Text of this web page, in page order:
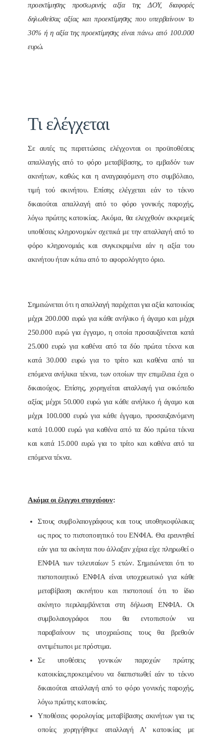
προεκτίμησης προσωρινής αξία της ΔΟΥ, διαφορές
δηλωθείσας αξίας και προεκτίμησης που υπερβαίνουν το
30% ή η αξία της προεκτίμησης είναι πάνω από 100.000
ευρώ.
Τι ελέγχεται
Σε αυτές τις περιπτώσεις ελέγχονται οι προϋποθέσεις
απαλλαγής από το φόρο μεταβίβασης, το εμβαδόν των
ακινήτων, καθώς και η αναγραφόμενη στο συμβόλαιο,
τιμή τού ακινήτου. Επίσης ελέγχεται εάν το τέκνο
δικαιούται απαλλαγή από το φόρο γονικής παροχής,
λόγω πρώτης κατοικίας. Ακόμα, θα ελεγχθούν εκκρεμείς
υποθέσεις κληρονομιών σχετικά με την απαλλαγή από το
φόρο κληρονομιάς και συγκεκριμένα εάν η αξία του
ακινήτου ήταν κάτω από το αφορολόγητο όριο.
Σημειώνεται ότι η απαλλαγή παρέχεται για αξία κατοικίας
μέχρι 200.000 ευρώ για κάθε ανήλικο ή άγαμο και μέχρι
250.000 ευρώ για έγγαμο, η οποία προσαυξάνεται κατά
25.000 ευρώ για καθένα από τα δύο πρώτα τέκνα και
κατά 30.000 ευρώ για το τρίτο και καθένα από τα
επόμενα ανήλικα τέκνα, των οποίων την επιμέλεια έχει ο
δικαιούχος. Επίσης, χορηγείται απαλλαγή για οικόπεδο
αξίας μέχρι 50.000 ευρώ για κάθε ανήλικο ή άγαμο και
μέχρι 100.000 ευρώ για κάθε έγγαμο, προσαυξανόμενη
κατά 10.000 ευρώ για καθένα από τα δύο πρώτα τέκνα
και κατά 15.000 ευρώ για το τρίτο και καθένα από τα
επόμενα τέκνα.
Ακόμα οι έλεγχοι στοχεύουν:
Στους συμβολαιογράφους και τους υποθηκοφύλακες
ως προς το πιστοποιητικό του ΕΝΦΙΑ. Θα ερευνηθεί
εάν για τα ακίνητα που άλλαξαν χέρια είχε πληρωθεί ο
ΕΝΦΙΑ των τελευταίων 5 ετών. Σημειώνεται ότι το
πιστοποιητικό ΕΝΦΙΑ είναι υποχρεωτικό για κάθε
μεταβίβαση ακινήτου και πιστοποιεί ότι το ίδιο
ακίνητο περιλαμβάνεται στη δήλωση ΕΝΦΙΑ. Οι
συμβολαιογράφοι που θα εντοπιστούν να
παραβαίνουν τις υποχρεώσεις τους θα βρεθούν
αντιμέτωποι με πρόστιμα.
Σε υποθέσεις γονικών παροχών πρώτης
κατοικίας,προκειμένου να διαπιστωθεί εάν το τέκνο
δικαιούται απαλλαγή από το φόρο γονικής παροχής,
λόγω πρώτης κατοικίας.
Υποθέσεις φορολογίας μεταβίβασης ακινήτων για τις
οποίες χορηγήθηκε απαλλαγή Α’ κατοικίας με